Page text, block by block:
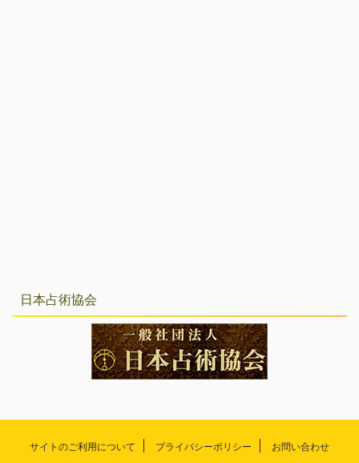
日本占術協会
サイトのご利用について プライバシーポリシー お問い合わせ